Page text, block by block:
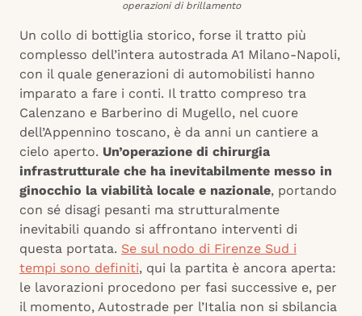
operazioni di brillamento
Un collo di bottiglia storico, forse il tratto più
complesso dell’intera autostrada A1 Milano-Napoli,
con il quale generazioni di automobilisti hanno
imparato a fare i conti. Il tratto compreso tra
Calenzano e Barberino di Mugello, nel cuore
dell’Appennino toscano, è da anni un cantiere a
cielo aperto. Un’operazione di chirurgia
infrastrutturale che ha inevitabilmente messo in
ginocchio la viabilità locale e nazionale, portando
con sé disagi pesanti ma strutturalmente
inevitabili quando si affrontano interventi di
questa portata. Se sul nodo di Firenze Sud i
tempi sono definiti, qui la partita è ancora aperta:
le lavorazioni procedono per fasi successive e, per
il momento, Autostrade per l’Italia non si sbilancia